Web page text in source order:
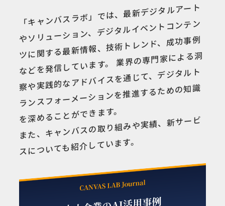
「キャンバスラボ」では、最新デジタルアート
やソリューション、デジタルイベントコンテン
ツに関する最新情報、技術トレンド、成功事例
などを発信しています。 業界の専門家による洞
察や実践的なアドバイスを通じて、デジタルト
ランスフォーメーションを推進するための知識
を深めることができます。
また、キャンバスの取り組みや実績、新サービ
スについても紹介しています。